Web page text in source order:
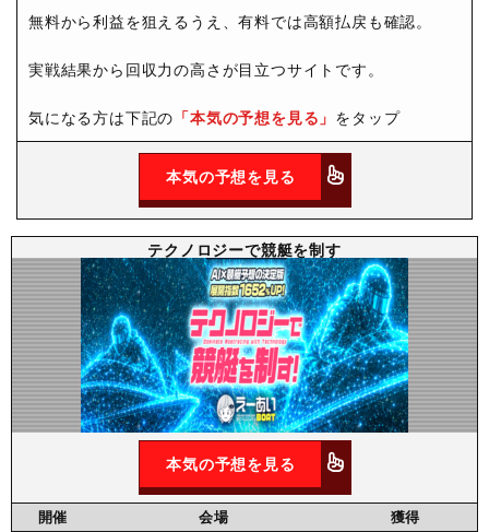
無料から利益を狙えるうえ、有料では高額払戻も確認。
実戦結果から回収力の高さが目立つサイトです。
気になる方は下記の 「本気の予想を見る」 をタップ
本気の予想を見る
テクノロジーで競艇を制す
本気の予想を見る
開催 会場
獲得